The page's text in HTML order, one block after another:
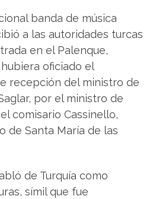
banda de música
a las autoridades turcas
en el Palenque,
oficiado el
recepción del ministro de
por el ministro de
comisario Cassinello,
de Santa María de las
de Turquía como
símil que fue